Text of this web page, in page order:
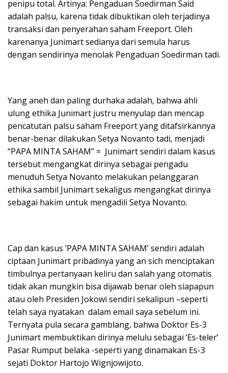
penipu total. Artinya: Pengaduan Soedirman Said
adalah palsu, karena tidak dibuktikan oleh terjadinya
transaksi dan penyerahan saham Freeport. Oleh
karenanya Junimart sedianya dari semula harus
dengan sendirinya menolak Pengaduan Soedirman tadi.
Yang aneh dan paling durhaka adalah, bahwa ahli
ulung ethika Junimart justru menyulap dan mencap
pencatutan palsu saham Freeport yang ditafsirkannya
benar-benar dilakukan Setya Novanto tadi, menjadi
“PAPA MINTA SAHAM” = Junimart sendiri dalam kasus
tersebut mengangkat dirinya sebagai pengadu
menuduh Setya Novanto melakukan pelanggaran
ethika sambil Junimart sekaligus mengangkat dirinya
sebagai hakim untuk mengadili Setya Novanto.
Cap dan kasus ‘PAPA MINTA SAHAM’ sendiri adalah
ciptaan Junimart pribadinya yang an sich menciptakan
timbulnya pertanyaan keliru dan salah yang otomatis
tidak akan mungkin bisa dijawab benar oleh siapapun
atau oleh Presiden Jokowi sendiri sekalipun –seperti
telah saya nyatakan dalam email saya sebelum ini.
Ternyata pula secara gamblang, bahwa Doktor Es-3
Junimart membuktikan dirinya melulu sebagai ‘Es-teler’
Pasar Rumput belaka -seperti yang dinamakan Es-3
sejati Doktor Hartojo Wignjowijoto.